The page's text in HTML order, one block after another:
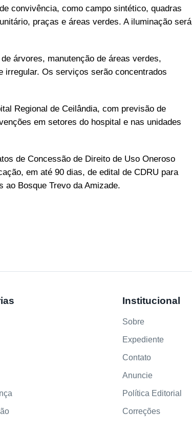
convivência, como campo sintético, quadras
praças e áreas verdes. A iluminação será
árvores, manutenção de áreas verdes,
irregular. Os serviços serão concentrados
Regional de Ceilândia, com previsão de
em setores do hospital e nas unidades
de Concessão de Direito de Uso Oneroso
em até 90 dias, de edital de CDRU para
ao Bosque Trevo da Amizade.
Institucional
Sobre
Expediente
Contato
Anuncie
Política Editorial
Correções